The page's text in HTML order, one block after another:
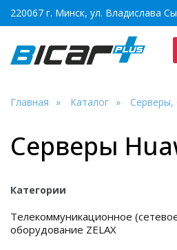
220067 г. Минск, ул. Владислава
Главная Каталог
Серверы
Категории
Телекоммуникационное
оборудование ZELAX